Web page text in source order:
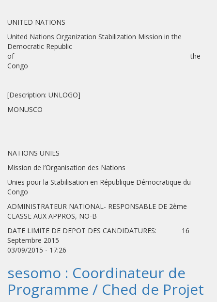
UNITED NATIONS
United Nations Organization Stabilization Mission in the
Democratic Republic
of the
Congo
[Description: UNLOGO]
MONUSCO
NATIONS UNIES
Mission de l’Organisation des Nations
Unies pour la Stabilisation en République Démocratique du
Congo
ADMINISTRATEUR NATIONAL- RESPONSABLE DE 2ème
CLASSE AUX APPROS, NO-B
DATE LIMITE DE DEPOT DES CANDIDATURES: 16
Septembre 2015
03/09/2015 - 17:26
sesomo : Coordinateur de
Programme / Ched de Projet